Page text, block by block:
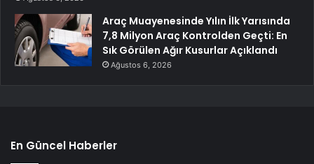
Araç Muayenesinde Yılın İlk Yarısında
7,8 Milyon Araç Kontrolden Geçti: En
Sık Görülen Ağır Kusurlar Açıklandı
Ağustos 6, 2026
En Güncel Haberler